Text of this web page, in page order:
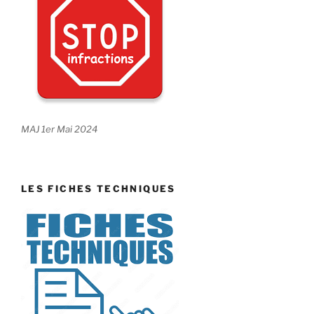
MAJ 1er Mai 2024
LES FICHES TECHNIQUES